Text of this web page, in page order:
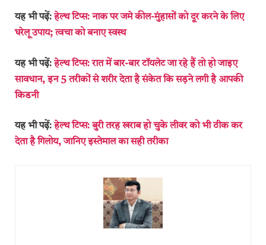
यह भी पढ़ें:हेल्थ टिप्स: नाक पर जमे कील-मुंहासों को दूर करने के लिए
घरेलू उपाय; त्वचा को बनाए स्वस्थ
यह भी पढ़ें:हेल्थ टिप्स: रात में बार-बार टॉयलेट जा रहे हैं तो हो जाइए
सावधान, इन 5 तरीकों से शरीर देता है संकेत कि सड़ने लगी है आपकी
किडनी
यह भी पढ़ें:हेल्थ टिप्स: बुरी तरह खराब हो चुके लीवर को भी ठीक कर
देता है गिलोय, जानिए इस्तेमाल का सही तरीका